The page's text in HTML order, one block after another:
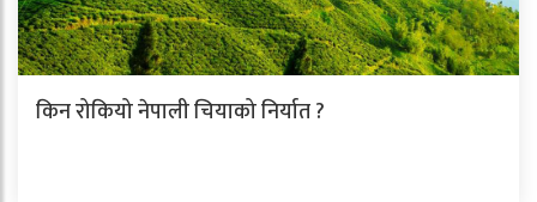
किन रोकियो नेपाली चियाको निर्यात ?